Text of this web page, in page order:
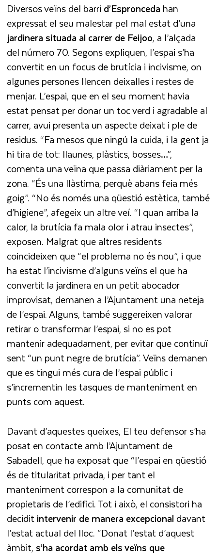
Diversos veïns del barri d’Esproncedahan
expressat el seu malestar pel mal estat d’una
jardinera situada al carrer de Feijoo, a l’alçada
del número 70. Segons expliquen, l’espai s’ha
convertit en un focus de brutícia i incivisme, on
algunes persones llencen deixalles i restes de
menjar. L’espai, que en el seu moment havia
estat pensat per donar un toc verd i agradable al
carrer, avui presenta un aspecte deixat i ple de
residus. “Fa mesos que ningú la cuida, i la gent ja
hi tira de tot: llaunes, plàstics, bosses…”,
comenta una veïna que passa diàriament per la
zona. “És una llàstima, perquè abans feia més
goig”. “No és només una qüestió estètica, també
d’higiene”, afegeix un altre veí. “I quan arriba la
calor, la brutícia fa mala olor i atrau insectes”,
exposen. Malgrat que altres residents
coincideixen que “el problema no és nou”, i que
ha estat l’incivisme d’alguns veïns el que ha
convertit la jardinera en un petit abocador
improvisat, demanen a l’Ajuntament una neteja
de l’espai. Alguns, també suggereixen valorar
retirar o transformar l’espai, si no es pot
mantenir adequadament, per evitar que continuï
sent “un punt negre de brutícia”. Veïns demanen
que es tingui més cura de l’espai públic i
s’incrementin les tasques de manteniment en
punts com aquest.
Davant d’aquestes queixes, El teu defensor s’ha
posat en contacte amb l’Ajuntament de
Sabadell, que ha exposat que “l’espai en qüestió
és de titularitat privada, i per tant el
manteniment correspon a la comunitat de
propietaris de l’edifici. Tot i això, el consistori ha
deciditintervenir de manera excepcionaldavant
l’estat actual del lloc. “Donat l’estat d’aquest
àmbit, s’ha acordat amb els veïns que